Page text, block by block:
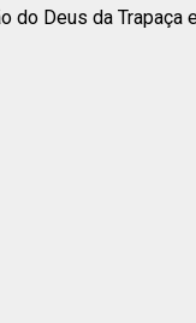
do Deus da Trapaça